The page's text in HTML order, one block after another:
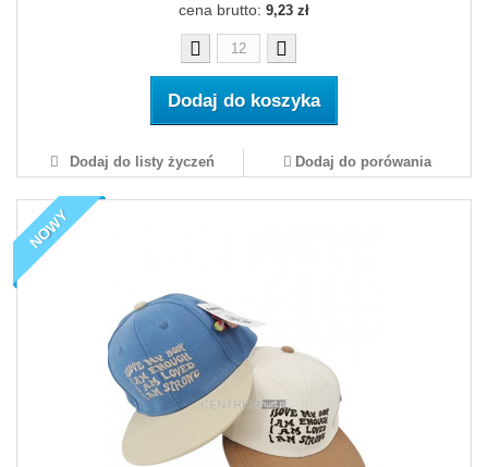
cena brutto: 9,23 zł
Dodaj do koszyka
Dodaj do listy życzeń Dodaj do porówania
NOWY